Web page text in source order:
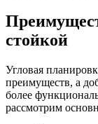
стойкой
Угловая
преимуществ, а
более
рассмотрим